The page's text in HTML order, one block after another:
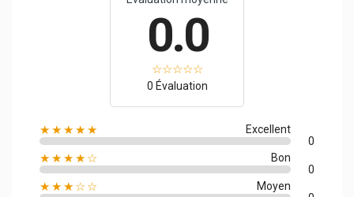
0.0
0 Évaluation
★★★★★
Excellent
0
★★★★☆
Bon
0
★★★☆☆
Moyen